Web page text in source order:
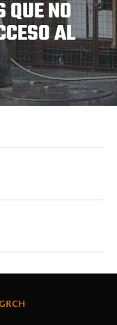
QUE NO
AL